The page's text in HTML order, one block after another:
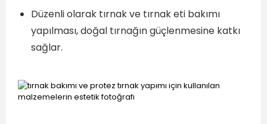
Düzenli olarak tırnak ve tırnak eti bakımı
yapılması, doğal tırnağın güçlenmesine katkı
sağlar.